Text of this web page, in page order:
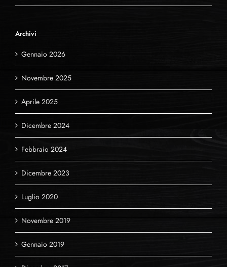
Archivi
Gennaio 2026
Novembre 2025
Aprile 2025
Dicembre 2024
Febbraio 2024
Dicembre 2023
Luglio 2020
Novembre 2019
Gennaio 2019